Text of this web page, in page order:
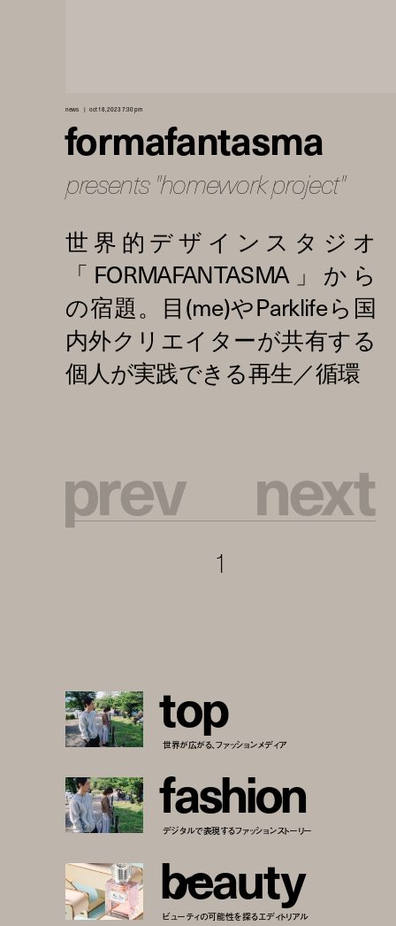
news oct 18, 2023 7:30 pm
formafantasma
presents "homework project"
prev next
1
top
世界が広がる、ファッションメディア
fashion
デジタルで表現するファッションストーリー
beauty
ビューティの可能性を探るエディトリアル